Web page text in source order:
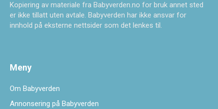
Kopiering av materiale fra Babyverden.no for bruk annet sted
er ikke tillatt uten avtale. Babyverden har ikke ansvar for
innhold på eksterne nettsider som det lenkes til.
Meny
Om Babyverden
Annonsering på Babyverden